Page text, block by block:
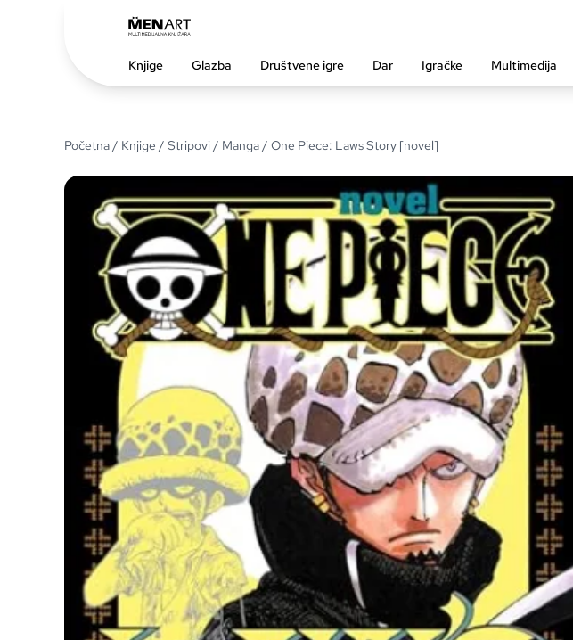
Knjige Glazba Društvene igre Dar Igračke Multimedija
Početna/ Knjige / Stripovi/ Manga/ One Piece: Laws Story [novel]